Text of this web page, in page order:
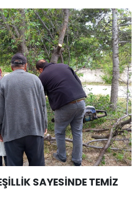
SAYESİNDE TEMİZ